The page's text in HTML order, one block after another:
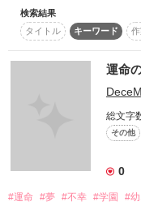
人は、生まれてから死
何人の人と出逢うのか
いろんな人と出逢って
すごく仲良くなる人、
挨拶をするだけの人、
合わないな、って思う
けど、特別な関係にな
出逢いって不思議だな
そして今、ここに、
顔も名前もわからない
検索結果
タイトル
キーワード
運命
DeceM
総文字
その他
0
#運命 #夢 #不幸 #学園 #